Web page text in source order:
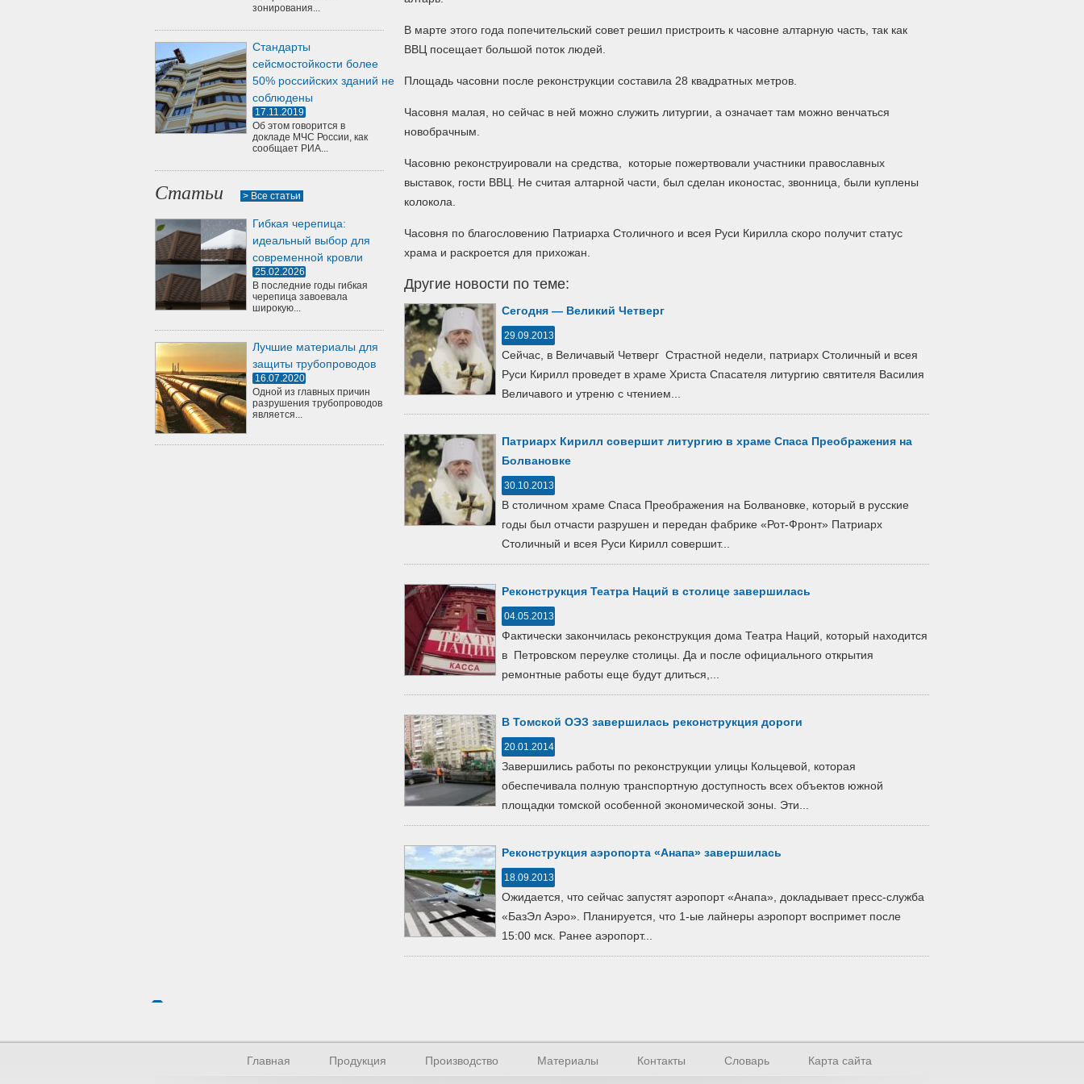
зонирования...
Стандарты
сейсмостойкости более
50% российских зданий не
соблюдены
17.11.2019
Об этом говорится в
докладе МЧС России, как
сообщает РИА...
Статьи > Все статьи
Гибкая черепица:
идеальный выбор для
современной кровли
25.02.2026
В последние годы гибкая
черепица завоевала
широкую...
Лучшие материалы для
защиты трубопроводов
16.07.2020
Одной из главных причин
разрушения трубопроводов
является...
В марте этого года попечительский совет решил пристроить к часовне алтарную часть, так как
ВВЦ посещает большой поток людей.
Площадь часовни после реконструкции составила 28 квадратных метров.
Часовня малая, но сейчас в ней можно служить литургии, а означает там можно венчаться
новобрачным.
Часовню реконструировали на средства, которые пожертвовали участники православных
выставок, гости ВВЦ. Не считая алтарной части, был сделан иконостас, звонница, были куплены
колокола.
Часовня по благословению Патриарха Столичного и всея Руси Кирилла скоро получит статус
храма и раскроется для прихожан.
Другие новости по теме:
Сегодня — Великий Четверг
29.09.2013
Сейчас, в Величавый Четверг Страстной недели, патриарх Столичный и всея
Руси Кирилл проведет в храме Христа Спасателя литургию святителя Василия
Величавого и утреню с чтением...
Патриарх Кирилл совершит литургию в храме Спаса Преображения на
Болвановке
30.10.2013
В столичном храме Спаса Преображения на Болвановке, который в русские
годы был отчасти разрушен и передан фабрике «Рот-Фронт» Патриарх
Столичный и всея Руси Кирилл совершит...
Реконструкция Театра Наций в столице завершилась
04.05.2013
Фактически закончилась реконструкция дома Театра Наций, который находится
в Петровском переулке столицы. Да и после официального открытия
ремонтные работы еще будут длиться,...
В Томской ОЭЗ завершилась реконструкция дороги
20.01.2014
Завершились работы по реконструкции улицы Кольцевой, которая
обеспечивала полную транспортную доступность всех объектов южной
площадки томской особенной экономической зоны. Эти...
Реконструкция аэропорта «Анапа» завершилась
18.09.2013
Ожидается, что сейчас запустят аэропорт «Анапа», докладывает пресс-служба
«БазЭл Аэро». Планируется, что 1-ые лайнеры аэропорт воспримет после
15:00 мск. Ранее аэропорт...
Главная Продукция Производство Материалы Контакты Словарь Карта сайта